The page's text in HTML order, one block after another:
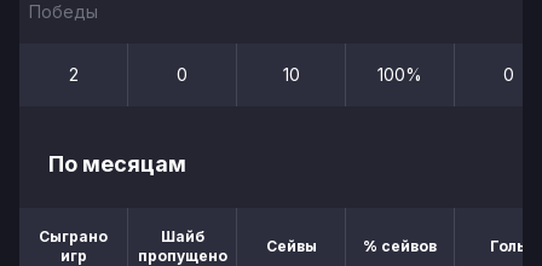
Победы
2 0 10 100% 0
По месяцам
Сыграно
игр
Шайб
пропущено
Сейвы % сейвов Голы